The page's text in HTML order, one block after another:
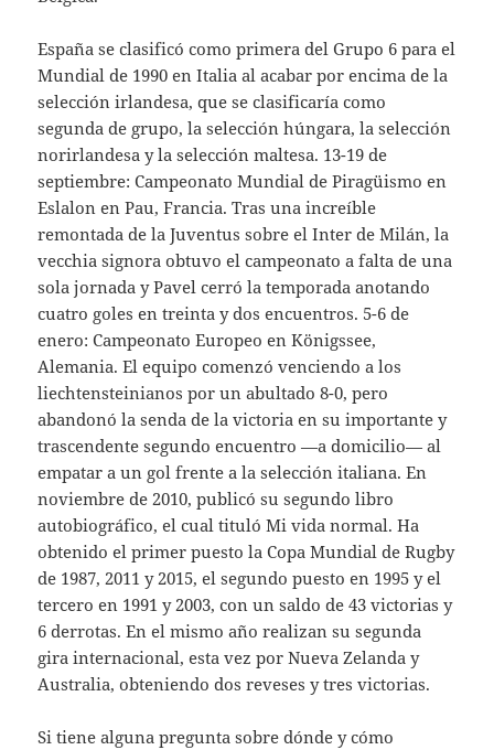
España se clasificó como primera del Grupo 6 para el
Mundial de 1990 en Italia al acabar por encima de la
selección irlandesa, que se clasificaría como
segunda de grupo, la selección húngara, la selección
norirlandesa y la selección maltesa. 13-19 de
septiembre: Campeonato Mundial de Piragüismo en
Eslalon en Pau, Francia. Tras una increíble
remontada de la Juventus sobre el Inter de Milán, la
vecchia signora obtuvo el campeonato a falta de una
sola jornada y Pavel cerró la temporada anotando
cuatro goles en treinta y dos encuentros. 5-6 de
enero: Campeonato Europeo en Königssee,
Alemania. El equipo comenzó venciendo a los
liechtensteinianos por un abultado 8-0, pero
abandonó la senda de la victoria en su importante y
trascendente segundo encuentro —a domicilio— al
empatar a un gol frente a la selección italiana. En
noviembre de 2010, publicó su segundo libro
autobiográfico, el cual tituló Mi vida normal. Ha
obtenido el primer puesto la Copa Mundial de Rugby
de 1987, 2011 y 2015, el segundo puesto en 1995 y el
tercero en 1991 y 2003, con un saldo de 43 victorias y
6 derrotas. En el mismo año realizan su segunda
gira internacional, esta vez por Nueva Zelanda y
Australia, obteniendo dos reveses y tres victorias.
Si tiene alguna pregunta sobre dónde y cómo